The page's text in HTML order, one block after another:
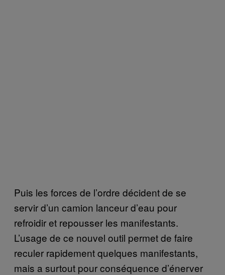
Puis les forces de l’ordre décident de se
servir d’un camion lanceur d’eau pour
refroidir et repousser les manifestants.
L’usage de ce nouvel outil permet de faire
reculer rapidement quelques manifestants,
mais a surtout pour conséquence d’énerver